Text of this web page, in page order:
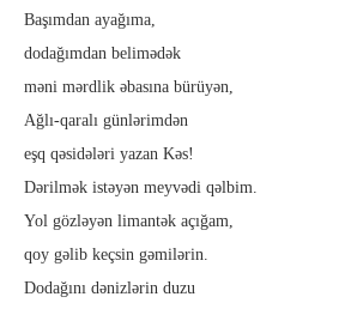
Başımdan ayağıma,
dodağımdan belimədək
məni mərdlik əbasına bürüyən,
Ağlı-qaralı günlərimdən
eşq qəsidələri yazan Kəs!
Dərilmək istəyən meyvədi qəlbim.
Yol gözləyən limantək açığam,
qoy gəlib keçsin gəmilərin.
Dodağını dənizlərin duzu